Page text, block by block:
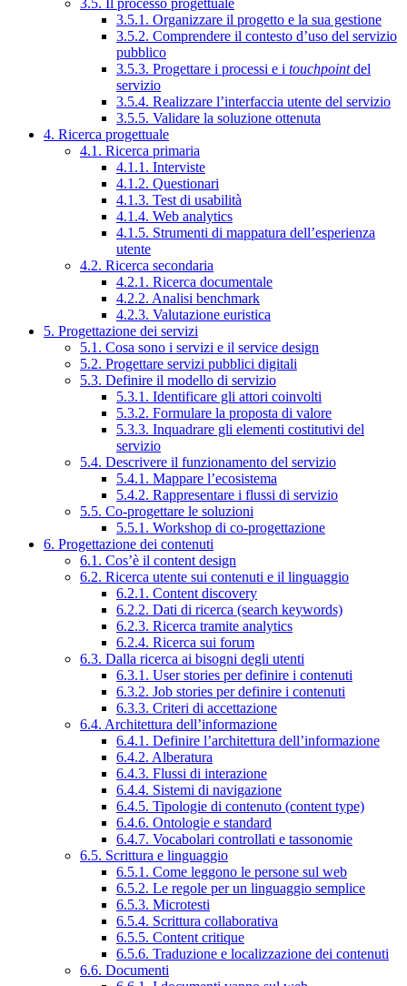
3.5. Il processo progettuale
3.5.1. Organizzare il progetto e la sua gestione
3.5.2. Comprendere il contesto d’uso del servizio
pubblico
3.5.3. Progettare i processi e i touchpointdel
servizio
3.5.4. Realizzare l’interfaccia utente del servizio
3.5.5. Validare la soluzione ottenuta
4. Ricerca progettuale
4.1. Ricerca primaria
4.1.1. Interviste
4.1.2. Questionari
4.1.3. Test di usabilità
4.1.4. Web analytics
4.1.5. Strumenti di mappatura dell’esperienza
utente
4.2. Ricerca secondaria
4.2.1. Ricerca documentale
4.2.2. Analisi benchmark
4.2.3. Valutazione euristica
5. Progettazione dei servizi
5.1. Cosa sono i servizi e il service design
5.2. Progettare servizi pubblici digitali
5.3. Definire il modello di servizio
5.3.1. Identificare gli attori coinvolti
5.3.2. Formulare la proposta di valore
5.3.3. Inquadrare gli elementi costitutivi del
servizio
5.4. Descrivere il funzionamento del servizio
5.4.1. Mappare l’ecosistema
5.4.2. Rappresentare i flussi di servizio
5.5. Co-progettare le soluzioni
5.5.1. Workshop di co-progettazione
6. Progettazione dei contenuti
6.1. Cos’è il content design
6.2. Ricerca utente sui contenuti e il linguaggio
6.2.1. Content discovery
6.2.2. Dati di ricerca (search keywords)
6.2.3. Ricerca tramite analytics
6.2.4. Ricerca sui forum
6.3. Dalla ricerca ai bisogni degli utenti
6.3.1. User stories per definire i contenuti
6.3.2. Job stories per definire i contenuti
6.3.3. Criteri di accettazione
6.4. Architettura dell’informazione
6.4.1. Definire l’architettura dell’informazione
6.4.2. Alberatura
6.4.3. Flussi di interazione
6.4.4. Sistemi di navigazione
6.4.5. Tipologie di contenuto (content type)
6.4.6. Ontologie e standard
6.4.7. Vocabolari controllati e tassonomie
6.5. Scrittura e linguaggio
6.5.1. Come leggono le persone sul web
6.5.2. Le regole per un linguaggio semplice
6.5.3. Microtesti
6.5.4. Scrittura collaborativa
6.5.5. Content critique
6.5.6. Traduzione e localizzazione dei contenuti
6.6. Documenti